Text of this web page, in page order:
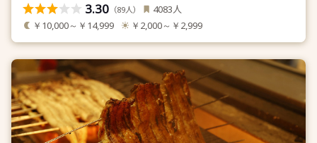
3.30 （89人） 4083人
￥10,000～￥14,999 ￥2,000～￥2,999